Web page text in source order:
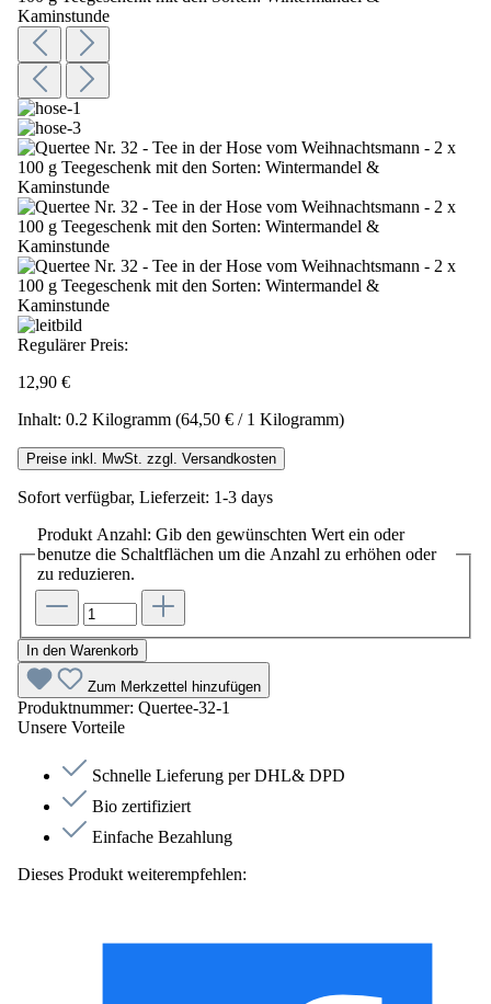
Regulärer Preis:
12,90 €
Inhalt: 0.2 Kilogramm (64,50 € / 1 Kilogramm)
Preise inkl. MwSt. zzgl. Versandkosten
Sofort verfügbar, Lieferzeit: 1-3 days
Produkt Anzahl: Gib den gewünschten Wert ein oder
benutze die Schaltflächen um die Anzahl zu erhöhen oder
zu reduzieren.
In den Warenkorb
Zum Merkzettel hinzufügen
Produktnummer: Quertee-32-1
Unsere Vorteile
Schnelle Lieferung per DHL& DPD
Bio zertifiziert
Einfache Bezahlung
Dieses Produkt weiterempfehlen: